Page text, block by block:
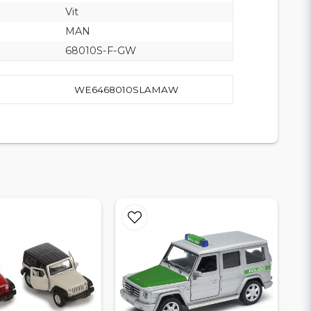
Vit
MAN
68010S-F-GW
WE6468010SLAMAW